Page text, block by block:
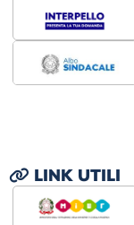
LINK UTILI